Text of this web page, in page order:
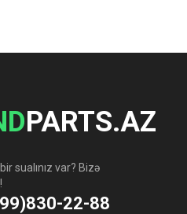
PARTS.AZ
sualınız var? Bizə
22-88